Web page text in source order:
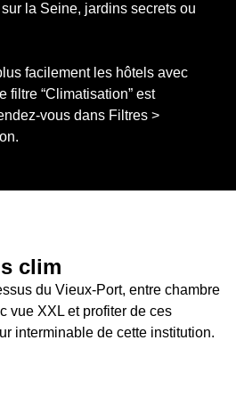
la Seine, jardins secrets ou
facilement les hôtels avec
filtre “Climatisation” est
vous dans Filtres >
clim
du Vieux-Port, entre chambre
vue XXL et profiter de ces
interminable de cette institution.